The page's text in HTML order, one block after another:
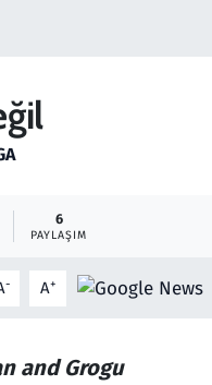
6
PAYLAŞIM
- A+
and Grogu